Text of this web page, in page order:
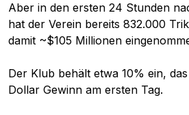
Aber in den ersten 24 Stunden
hat der Verein bereits 832.000
damit ~$105 Millionen
Der Klub behält etwa 10% ein,
Dollar Gewinn am ersten Tag.